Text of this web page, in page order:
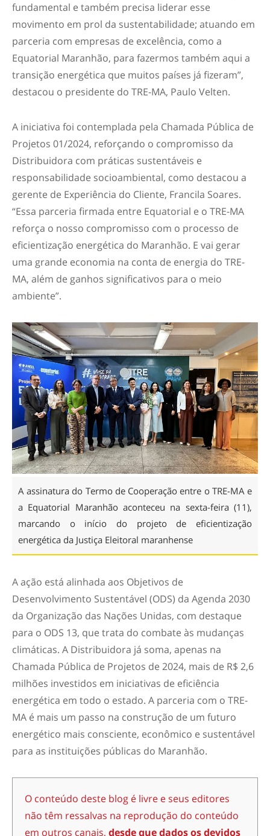
fundamental e também precisa liderar esse
movimento em prol da sustentabilidade; atuando em
parceria com empresas de excelência, como a
Equatorial Maranhão, para fazermos também aqui a
transição energética que muitos países já fizeram”,
destacou o presidente do TRE-MA, Paulo Velten.
A iniciativa foi contemplada pela Chamada Pública de
Projetos 01/2024, reforçando o compromisso da
Distribuidora com práticas sustentáveis e
responsabilidade socioambiental, como destacou a
gerente de Experiência do Cliente, Francila Soares.
“Essa parceria firmada entre Equatorial e o TRE-MA
reforça o nosso compromisso com o processo de
eficientização energética do Maranhão. E vai gerar
uma grande economia na conta de energia do TRE-
MA, além de ganhos significativos para o meio
ambiente”.
A assinatura do Termo de Cooperação entre o TRE-MA e
a Equatorial Maranhão aconteceu na sexta-feira (11),
marcando o início do projeto de eficientização
energética da Justiça Eleitoral maranhense
A ação está alinhada aos Objetivos de
Desenvolvimento Sustentável (ODS) da Agenda 2030
da Organização das Nações Unidas, com destaque
para o ODS 13, que trata do combate às mudanças
climáticas. A Distribuidora já soma, apenas na
Chamada Pública de Projetos de 2024, mais de R$ 2,6
milhões investidos em iniciativas de eficiência
energética em todo o estado. A parceria com o TRE-
MA é mais um passo na construção de um futuro
energético mais consciente, econômico e sustentável
para as instituições públicas do Maranhão.
O conteúdo deste blog é livre e seus editores
não têm ressalvas na reprodução do conteúdo
em outros canais, desde que dados os devidos